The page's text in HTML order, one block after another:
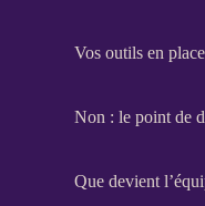
Vos outils en
Non : le point de
Que devient